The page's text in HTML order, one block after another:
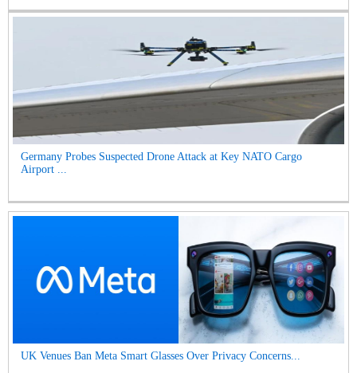
Germany Probes Suspected Drone Attack at Key NATO Cargo
Airport ...
UK Venues Ban Meta Smart Glasses Over Privacy Concerns...